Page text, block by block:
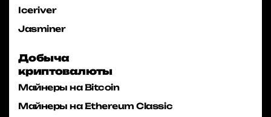
Iceriver
Jasminer
Добыча
криптовалюты
Майнеры на Bitcoin
Майнеры на Ethereum Classic